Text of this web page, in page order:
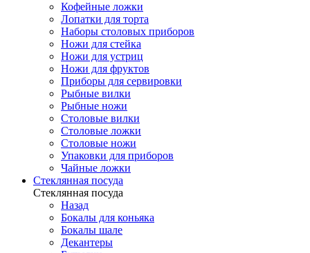
Кофейные ложки
Лопатки для торта
Наборы столовых приборов
Ножи для стейка
Ножи для устриц
Ножи для фруктов
Приборы для сервировки
Рыбные вилки
Рыбные ножи
Столовые вилки
Столовые ложки
Столовые ножи
Упаковки для приборов
Чайные ложки
Стеклянная посуда
Стеклянная посуда
Назад
Бокалы для коньяка
Бокалы шале
Декантеры